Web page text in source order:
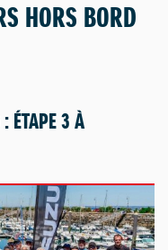
HORS BORD
ÉTAPE 3 À